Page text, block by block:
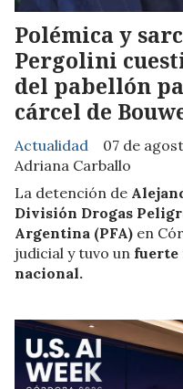
Polémica y
Pergolini
del pabellón
cárcel de
Adriana Carballo
Actualidad 07 de
La detención de
División Drogas
Argentina (PFA) en
judicial y tuvo un fuerte
nacional.